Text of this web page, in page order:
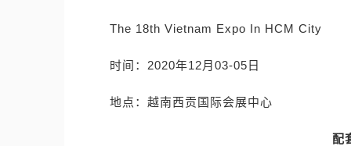
The 18th Vietnam Expo In HCM City
时间：2020年12月03-05日
地点：越南西贡国际会展中心
配